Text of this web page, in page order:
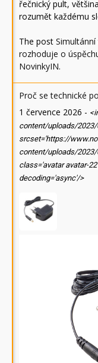
řečnický pult,
rozumět každému
The post
rozhoduje o
NovinkyIN.
Proč se technické
1 července 2026 -
content/uploads/2023/
srcset='https://
content/uploads/2023/
class='avatar avatar-
decoding='async'/>